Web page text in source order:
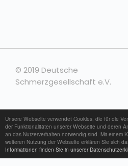
Unsere Webseite verwendet Cookies, die für die
der Funktionalitäten unserer Webseite und deren
an das Nutzerverhalten notwendig sind. Mit einem
weiteren Nutzung der Webseite erklären Sie sich
Informationen finden Sie in unserer
© 2019 Deutsche
Schmerzgesellschaft e.V.
Kontakt
Impressum